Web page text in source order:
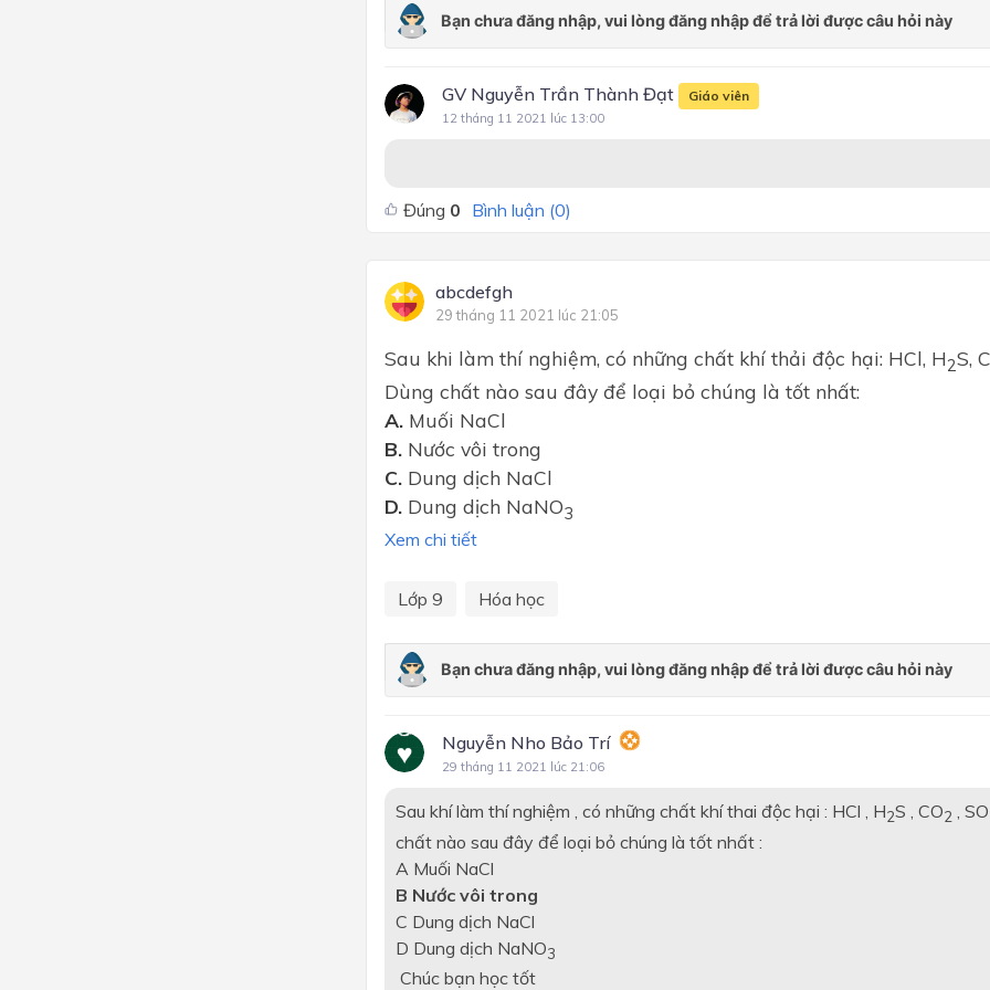
GV Nguyễn Trần Thành Đạt Giáo viên
12 tháng 11 2021 lúc 13:00
Đúng 0 Bình luận (0)
abcdefgh
29 tháng 11 2021 lúc 21:05
Sau khi làm thí nghiệm, có những chất khí thải độc hại: HCl, H2S,
Dùng chất nào sau đây để loại bỏ chúng là tốt nhất:
A. Muối NaCl
B. Nước vôi trong
C. Dung dịch NaCl
D. Dung dịch NaNO3
Xem chi tiết
Lớp 9 Hóa học
Nguyễn Nho Bảo Trí
29 tháng 11 2021 lúc 21:06
Sau khí làm thí nghiệm , có những chất khí thai độc hại : HCl , H2S , CO2 , SO
chất nào sau đây để loại bỏ chúng là tốt nhất :
A Muối NaCl
B Nước vôi trong
C Dung dịch NaCl
D Dung dịch NaNO3
Chúc bạn học tốt